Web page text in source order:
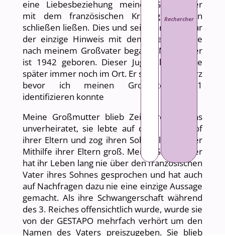
eine Liebesbeziehung meiner Großmutter
mit dem französischen Kriegsgefangenen
schließen ließen. Dies und sein Vorname war
der einzige Hinweis mit dem meine Suche
nach meinem Großvater begann. Mein Vater
ist 1942 geboren. Dieser Jugendliche lebte
später immer noch im Ort. Er starb leider kurz
bevor ich meinen Großvater 2021
identifizieren konnte
Meine Großmutter blieb Zeit ihres Lebens
unverheiratet, sie lebte auf dem Bauernhof
ihrer Eltern und zog ihren Sohn alleine unter
Mithilfe ihrer Eltern groß. Meine Großmutter
hat ihr Leben lang nie über den französischen
Vater ihres Sohnes gesprochen und hat auch
auf Nachfragen dazu nie eine einzige Aussage
gemacht. Als ihre Schwangerschaft während
des 3. Reiches offensichtlich wurde, wurde sie
von der GESTAPO mehrfach verhört um den
Namen des Vaters preiszugeben. Sie blieb